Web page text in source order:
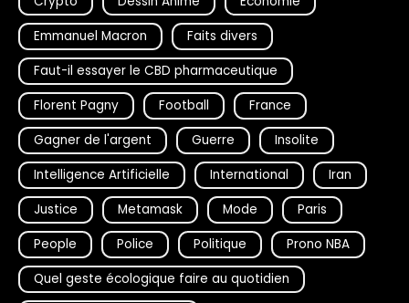
Emmanuel Macron
Faits divers
Faut-il essayer le CBD pharmaceutique
Florent Pagny
Football
France
Gagner de l'argent
Guerre
Insolite
Intelligence Artificielle
International
Iran
Justice
Metamask Mode
Paris
People
Police Politique
Prono NBA
Quel geste écologique faire au quotidien